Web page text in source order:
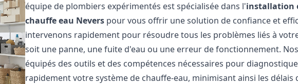
équipe de plombiers expérimentés est spécialisée dans l'installation
chauffe eau Nevers pour vous offrir une solution de confiance et
intervenons rapidement pour résoudre tous les problèmes liés à
soit une panne, une fuite d'eau ou une erreur de fonctionnement.
équipés des outils et des compétences nécessaires pour
rapidement votre système de chauffe-eau, minimisant ainsi les délais